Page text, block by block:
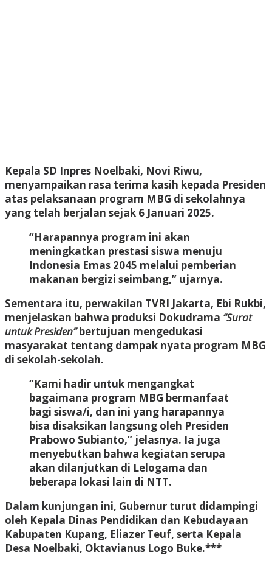
Kepala SD Inpres Noelbaki, Novi Riwu,
menyampaikan rasa terima kasih kepada Presiden
atas pelaksanaan program MBG di sekolahnya
yang telah berjalan sejak 6 Januari 2025.
“Harapannya program ini akan
meningkatkan prestasi siswa menuju
Indonesia Emas 2045 melalui pemberian
makanan bergizi seimbang,” ujarnya.
Sementara itu, perwakilan TVRI Jakarta, Ebi Rukbi,
menjelaskan bahwa produksi Dokudrama “Surat
untuk Presiden”bertujuan mengedukasi
masyarakat tentang dampak nyata program MBG
di sekolah-sekolah.
“Kami hadir untuk mengangkat
bagaimana program MBG bermanfaat
bagi siswa/i, dan ini yang harapannya
bisa disaksikan langsung oleh Presiden
Prabowo Subianto,” jelasnya. Ia juga
menyebutkan bahwa kegiatan serupa
akan dilanjutkan di Lelogama dan
beberapa lokasi lain di NTT.
Dalam kunjungan ini, Gubernur turut didampingi
oleh Kepala Dinas Pendidikan dan Kebudayaan
Kabupaten Kupang, Eliazer Teuf, serta Kepala
Desa Noelbaki, Oktavianus Logo Buke.***